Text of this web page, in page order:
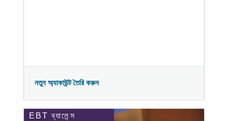
নতুন অ্যাকাউন্ট তৈরি করুন
EBT ব্যালেন্স